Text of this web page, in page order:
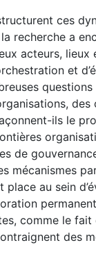
ces
recherche a
acteurs,
et
ils le
de
mécanismes
au sein
comme le
des